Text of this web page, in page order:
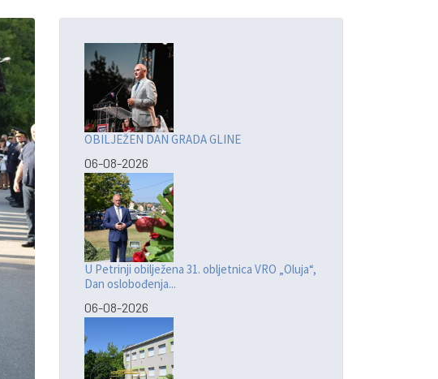
OBILJEŽEN DAN GRADA GLINE
06-08-2026
U Petrinji obilježena 31. obljetnica VRO „Oluja“,
Dan oslobođenja...
06-08-2026